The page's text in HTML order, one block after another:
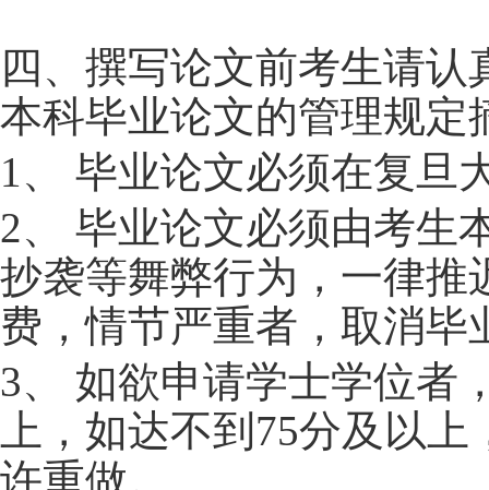
四、 撰写论文前考生请认
本科毕业论文的管理规定
1、 毕业论文必须在复旦
2、 毕业论文必须由考生
抄袭等舞弊行为，一律推
费，情节严重者，取消毕
3、 如欲申请学士学位者
上，如达不到 75分及以上
许重做。